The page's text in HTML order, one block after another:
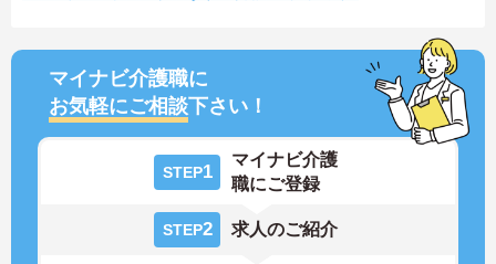
マイナビ介護職に
お気軽にご相談下さい！
STEP1
マイナビ介護
職にご登録
STEP2 求人のご紹介